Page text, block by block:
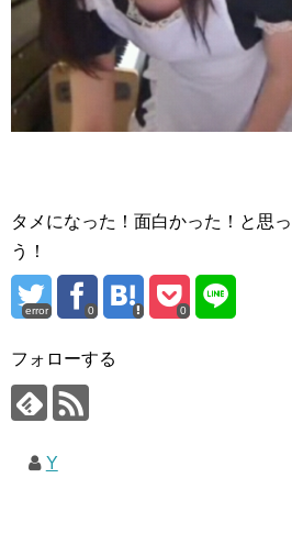
タメになった！面白かった！と思
う！
error 0 0
フォローする
Y